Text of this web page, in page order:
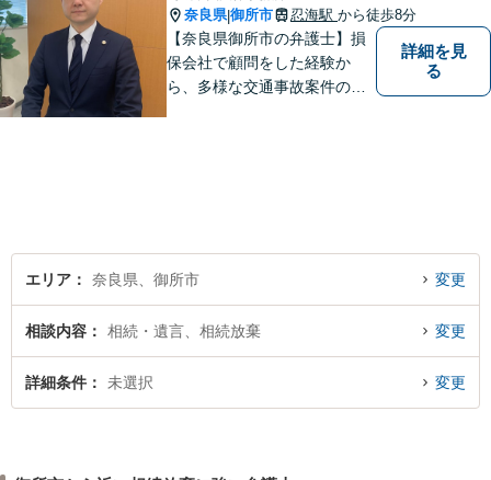
奈良県|御所市 忍海駅 から徒歩8分
【奈良県御所市の弁護士】損
保会社で顧問をした経験か
ら、多様な交通事故案件の対
詳細を見
る
エリア 奈良県、御所市 変更
相談内容 相続・遺言、相続放棄 変更
詳細条件 未選択 変更